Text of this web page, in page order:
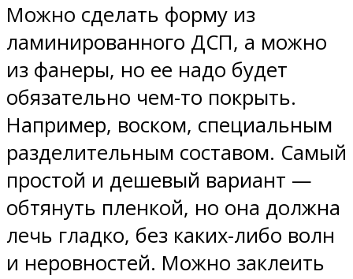
Можно сделать форму из
ламинированного ДСП, а можно
из фанеры, но ее надо будет
обязательно чем-то покрыть.
Например, воском, специальным
разделительным составом. Самый
простой и дешевый вариант —
обтянуть пленкой, но она должна
лечь гладко, без каких-либо волн
и неровностей. Можно заклеить